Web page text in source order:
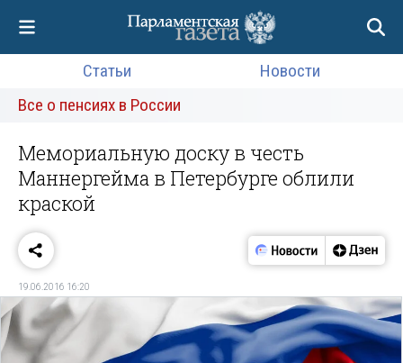
Статьи
Новости
Все о пенсиях в России
Мемориальную доску в честь
Маннергейма в Петербурге облили
краской
19.06.2016 16:20